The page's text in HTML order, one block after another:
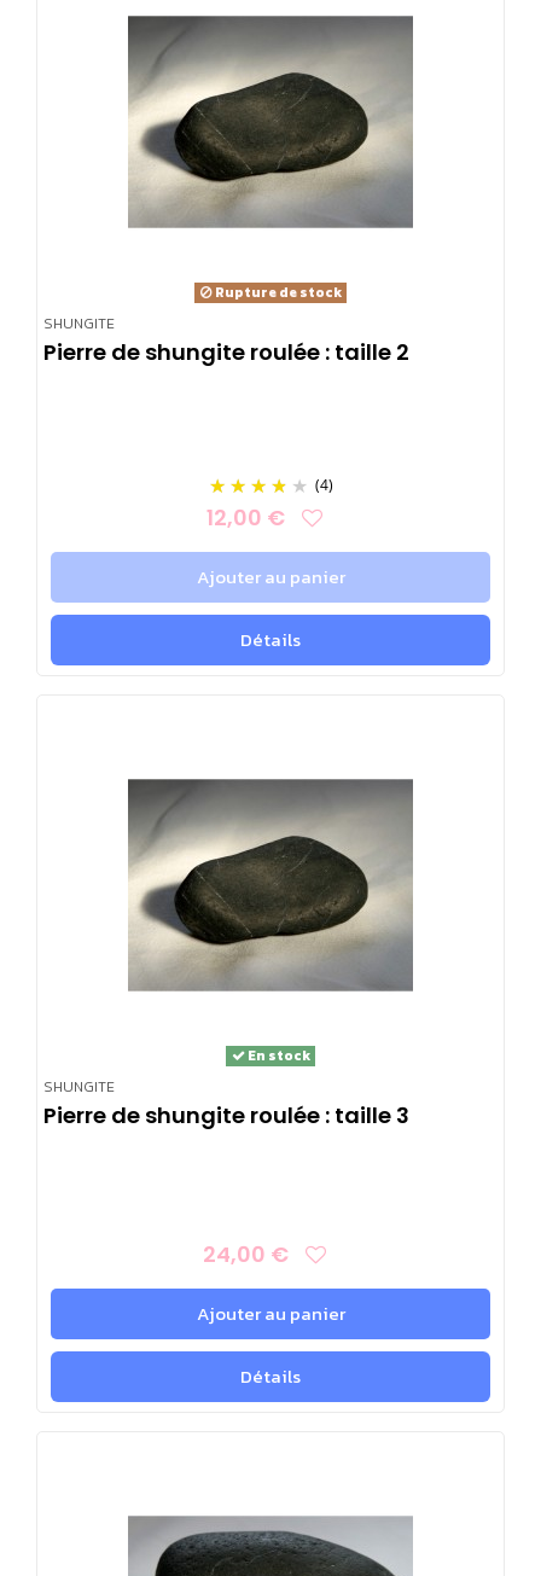
SHUNGITE
Rupture de stock
Pierre de shungite roulée : taille 2
(4)
12,00 €
Ajouter au panier
Détails
SHUNGITE
En stock
Pierre de shungite roulée : taille 3
24,00 €
Ajouter au panier
Détails